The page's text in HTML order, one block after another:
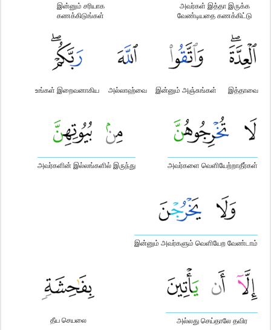
அவர்கள் இத்தா இருக்க
வேண்டியதை கணக்கிட்டு
இன்னும் சரியாக
கணக்கிடுங்கள்
இத்தாவை
இன்னும் அஞ்சுங்கள்
அல்லாஹ்வை
உங்கள் இறைவனாகிய
அவர்களை வெளியேற்றாதீர்கள்
அவர்களின் இல்லங்களில் இருந்து
இன்னும் அவர்களும் வெளியேற வேண்டாம்
அல்லது செய்தாலே தவிர
தீய செயலை